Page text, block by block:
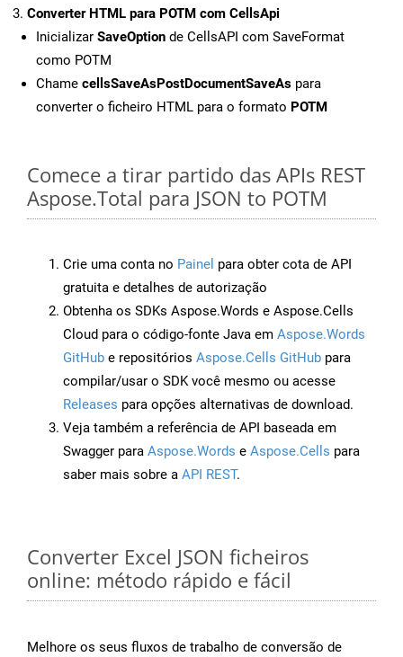
Converter HTML para POTM com CellsApi
Inicializar SaveOption de CellsAPI com SaveFormat
como POTM
Chame cellsSaveAsPostDocumentSaveAs para
converter o ficheiro HTML para o formato POTM
Comece a tirar partido das APIs REST
Aspose.Total para JSON to POTM
Crie uma conta no Painel para obter cota de API
gratuita e detalhes de autorização
Obtenha os SDKs Aspose.Words e Aspose.Cells
Cloud para o código-fonte Java em Aspose.Words
GitHub e repositórios Aspose.Cells GitHub para
compilar/usar o SDK você mesmo ou acesse
Releases para opções alternativas de download.
Veja também a referência de API baseada em
Swagger para Aspose.Words e Aspose.Cells para
saber mais sobre a API REST.
Converter Excel JSON ficheiros
online: método rápido e fácil
Melhore os seus fluxos de trabalho de conversão de